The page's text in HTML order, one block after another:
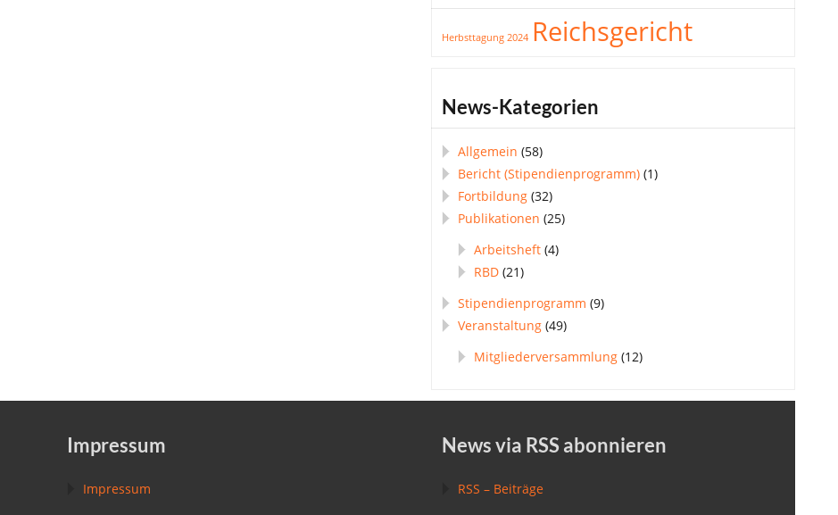
Herbsttagung 2024 Reichsgericht
News-Kategorien
Allgemein (58)
Bericht (Stipendienprogramm) (1)
Fortbildung (32)
Publikationen (25)
Arbeitsheft (4)
RBD (21)
Stipendienprogramm (9)
Veranstaltung (49)
Mitgliederversammlung (12)
Impressum
Impressum
News via RSS abonnieren
RSS – Beiträge